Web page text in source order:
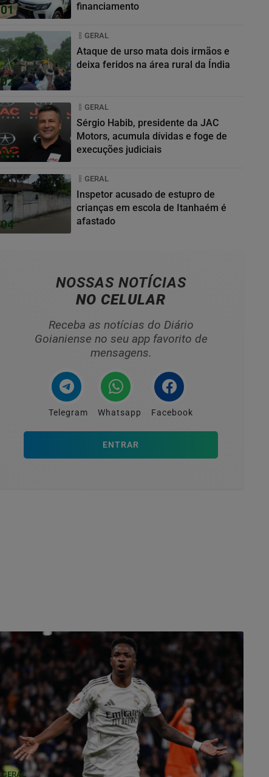
01
financiamento
02
GERAL
Ataque de urso mata dois irmãos e
deixa feridos na área rural da Índia
03
GERAL
Sérgio Habib, presidente da JAC
Motors, acumula dívidas e foge de
execuções judiciais
04
GERAL
Inspetor acusado de estupro de
crianças em escola de Itanhaém é
afastado
NOSSAS NOTÍCIAS
NO CELULAR
Receba as notícias do Diário
Goianiense no seu app favorito de
mensagens.
Telegram Whatsapp Facebook
ENTRAR
GERAL